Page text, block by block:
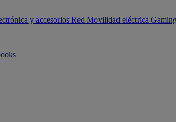
y accesorios Red Movilidad eléctrica